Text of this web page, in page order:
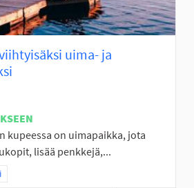
uima- ja
kupeessa on uimapaikka, jota
lisää penkkejä,...
mukaan: Pohjoinen Seinäjoki